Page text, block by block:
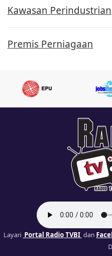
Kawasan Perindustrian
Premis Perniagaan
Layari Portal Radio TVBI dan